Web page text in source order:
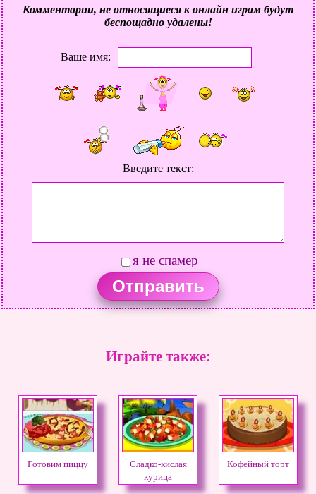
Комментарии, не относящиеся к онлайн играм будут
беспощадно удалены!
Ваше имя:
Введите текст:
я не спамер
Играйте также:
Готовим пиццу
Сладко-кислая
курица
Кофейный торт